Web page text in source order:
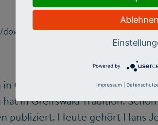
c/select-show/fg028-moore-
Greifswald
in Greifswald Tradition:
publiziert. Heute gehört Hans
Ablehnen
Powered by
Impressum